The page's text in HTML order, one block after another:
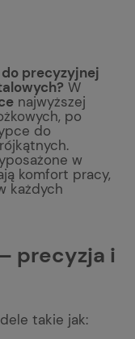
do precyzyjnej
W
najwyższej
po
do
w
komfort pracy,
każdych
precyzja i
takie jak: